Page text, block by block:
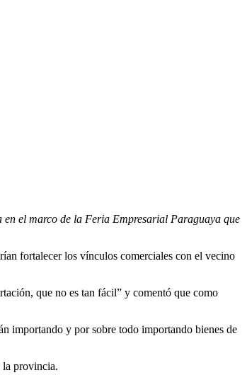
el marco de la Feria Empresarial Paraguaya que
fortalecer los vínculos comerciales con el vecino
que no es tan fácil” y comentó que como
importando y por sobre todo importando bienes de
la provincia.